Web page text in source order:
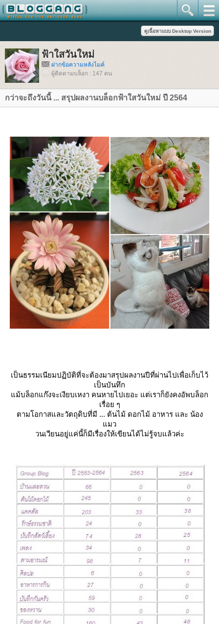
ฟ้าใสวันใหม่
ฝากข้อความหลังไมค์
ผู้ติดตามบล็อก : 147 คน
กว่าจะถึงวันนี้ ... สรุปผลงานบล็อกฟ้าใสวันใหม่ ปี 2564
เป็นธรรมเนียมปฏิบัติที่จะต้องมาสรุปผลงานปีที่ผ่านไปเพื่อเก็บไว้
เป็นบันทึก
ม้บล็อกแก๊งจะเงียบเหงา คนหายไปเยอะ แต่เราก็ยังคงอัพบล็อก
เรื่อย ๆ
ตามโอกาสและวัตถุดิบที่มี ... ต้นไม้ ดอกไม้ อาหาร และ น้อง
มว
วนเวียนอยู่แค่นี้ก็มีเรื่องให้เขียนได้ไม่รู้จบแล้วค่ะ